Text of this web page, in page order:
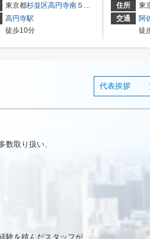
東京都杉並区高円寺南 ５丁目
高円寺駅
徒歩10分
住所
東
交通
阿
徒
代表挨拶
取り扱い、
験を積んだスタッフが